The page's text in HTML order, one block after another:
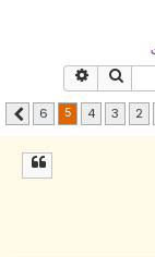
جستجو
2
3
4
5
6 بعدی